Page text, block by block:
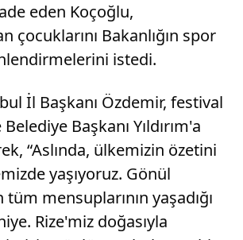
eden Koçoğlu,
çocuklarını Bakanlığın spor
istedi.
İl Başkanı Özdemir, festival
Başkanı Yıldırım'a
“Aslında, ülkemizin özetini
yaşıyoruz. Gönül
tüm mensuplarının yaşadığı
Rize'miz doğasıyla